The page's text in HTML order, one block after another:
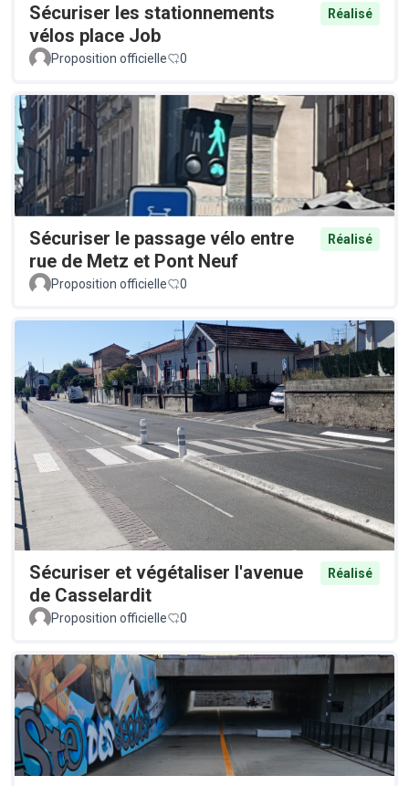
Sécuriser les stationnements
vélos place Job
Réalisé
Proposition officielle 0
Sécuriser le passage vélo entre
rue de Metz et Pont Neuf
Réalisé
Proposition officielle 0
Sécuriser et végétaliser l'avenue
de Casselardit
Réalisé
Proposition officielle 0